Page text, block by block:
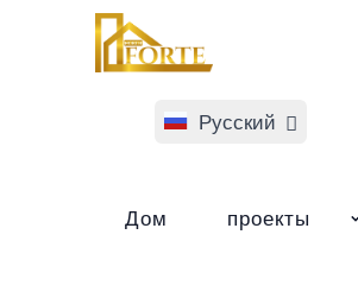
Русский
Türkçe
Дом проекты